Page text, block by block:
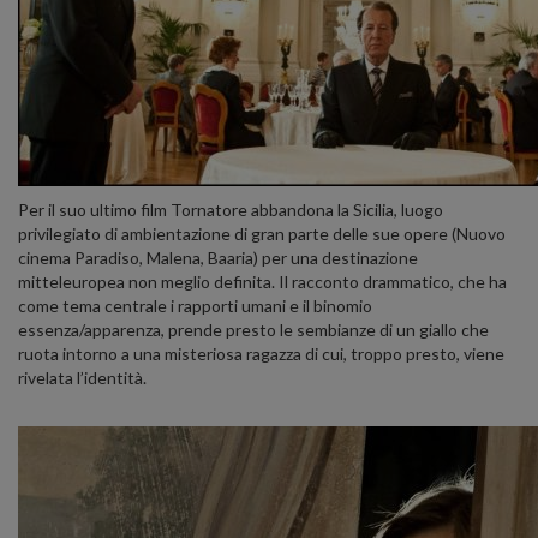
Per il suo ultimo film Tornatore abbandona la Sicilia, luogo
privilegiato di ambientazione di gran parte delle sue opere (Nuovo
cinema Paradiso, Malena, Baaria) per una destinazione
mitteleuropea non meglio definita. Il racconto drammatico, che ha
come tema centrale i rapporti umani e il binomio
essenza/apparenza, prende presto le sembianze di un giallo che
ruota intorno a una misteriosa ragazza di cui, troppo presto, viene
rivelata l’identità.